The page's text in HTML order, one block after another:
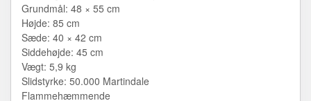
Grundmål: 48 × 55 cm
Højde: 85 cm
Sæde: 40 × 42 cm
Siddehøjde: 45 cm
Vægt: 5,9 kg
Slidstyrke: 50.000 Martindale
Flammehæmmende